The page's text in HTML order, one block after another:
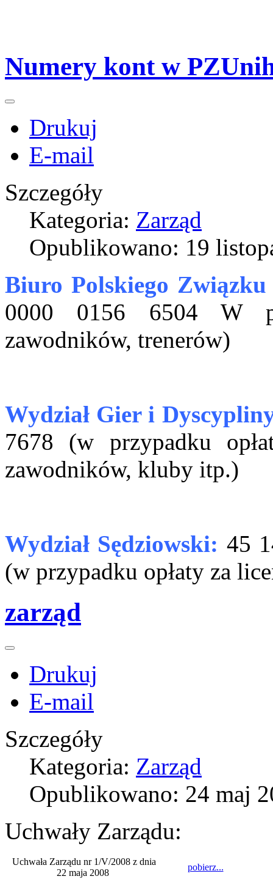
Numery kont w
Drukuj
E-mail
Szczegóły
Kategoria: Zarząd
Opublikowano: 19
Biuro Polskiego
0000 0156 6504 W
zawodników, trenerów)
Wydział Gier i
7678 (w przypadku
zawodników, kluby itp.)
Wydział Sędziowski: 45
(w przypadku opłaty za
zarząd
Drukuj
E-mail
Szczegóły
Kategoria: Zarząd
Opublikowano: 24 maj
Uchwały Zarządu:
Uchwała Zarządu nr 1/V/2008 z dnia
22 maja 2008
pobierz...